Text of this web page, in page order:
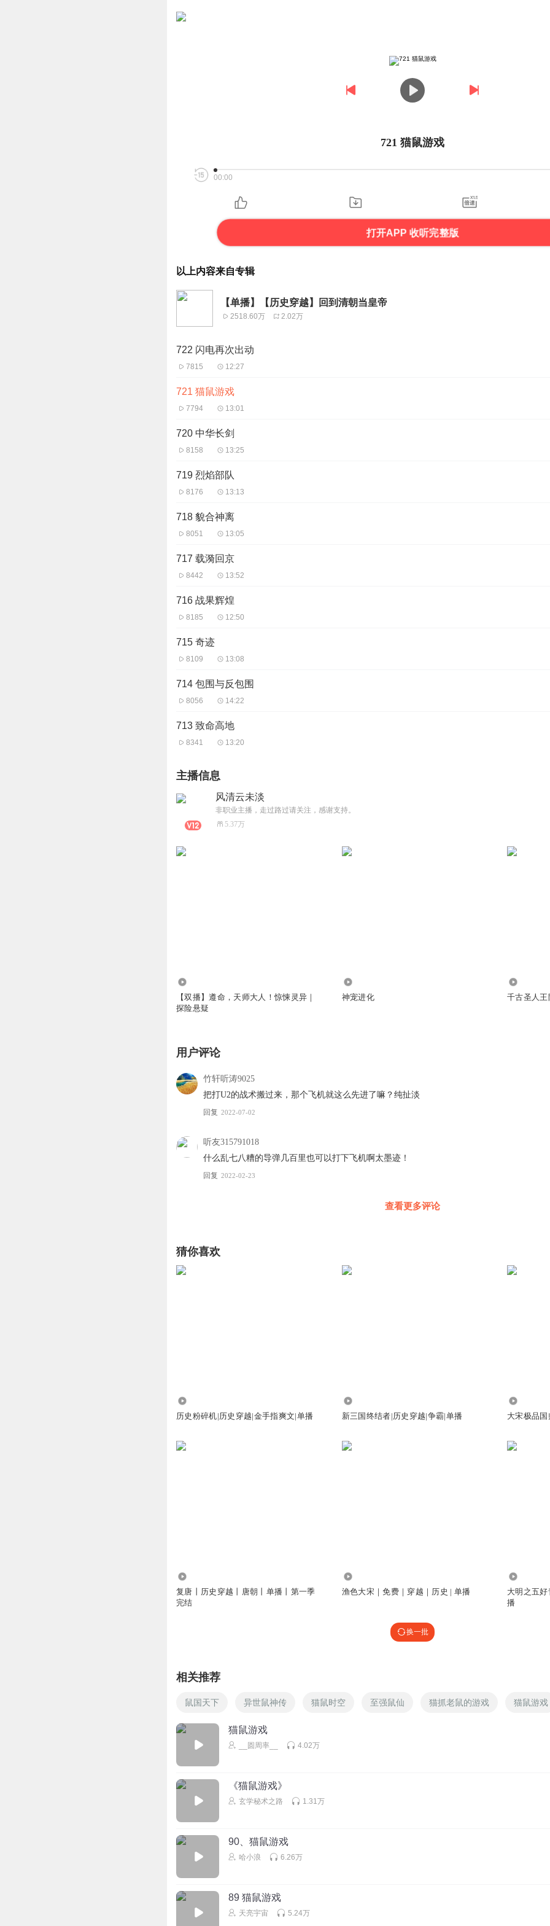
721 猫鼠游戏
00:00
打开APP 收听完整版
以上内容来自专辑
【单播】【历史穿越】回到清朝当皇帝
2518.60万 2.02万
722 闪电再次出动
7815 12:27
721 猫鼠游戏
7794 13:01
720 中华长剑
8158 13:25
719 烈焰部队
8176 13:13
718 貌合神离
8051 13:05
717 载漪回京
8442 13:52
716 战果辉煌
8185 12:50
715 奇迹
8109 13:08
714 包围与反包围
8056 14:22
713 致命高地
8341 13:20
主播信息
风清云未淡
非职业主播，走过路过请关注，感谢支持。
5.37万
【双播】遵命，天师大人！惊悚灵异｜
探险悬疑
神宠进化 千古圣人
用户评论
竹轩听涛9025
把打U2的战术搬过来，那个飞机就这么先进了嘛？纯扯淡
回复 2022-07-02
听友315791018
什么乱七八糟的导弹几百里也可以打下飞机啊太墨迹！
回复 2022-02-23
查看更多评论
猜你喜欢
历史粉碎机|历史穿越|金手指爽文|单播 新三国终结者|历史穿越|争霸|单播 大宋极品
复唐丨历史穿越丨唐朝丨单播丨第一季
完结
渔色大宋｜免费｜穿越｜历史 | 单播
大明之五
播
换一批
相关推荐
鼠国天下 异世鼠神传 猫鼠时空 至强鼠仙 猫抓老鼠的游戏 猫鼠游戏
猫鼠游戏
__圆周率__ 4.02万
《猫鼠游戏》
玄学秘术之路 1.31万
90、猫鼠游戏
哈小浪 6.26万
89 猫鼠游戏
天亮宇宙 5.24万